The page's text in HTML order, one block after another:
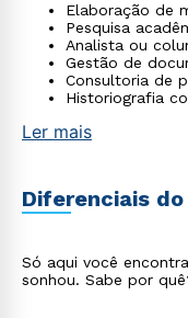
Elaboração de
Pesquisa
Analista ou
Gestão de
Consultoria de
Historiografia
Ler mais
Diferenciais
Só aqui você
sonhou. Sabe por